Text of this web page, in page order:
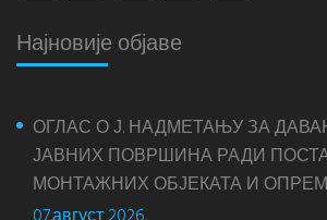
Најновије објаве
ОГЛАС О Ј. НАДМЕТАЊУ ЗА
ЈАВНИХ ПОВРШИНА РАДИ
МОНТАЖНИХ ОБЈЕКАТА И